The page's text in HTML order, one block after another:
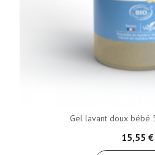
Gel lavant doux bébé
15,55 €